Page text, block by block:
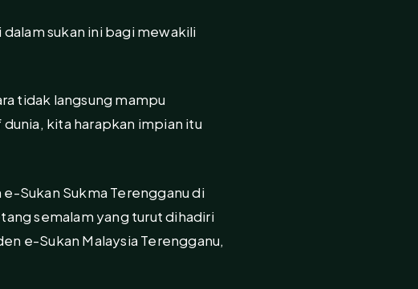
sukan ini bagi mewakili
tidak langsung mampu
kita harapkan impian itu
Sukan Sukma Terengganu di
semalam yang turut dihadiri
e-Sukan Malaysia Terengganu,